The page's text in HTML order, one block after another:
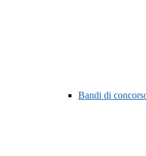
Bandi di